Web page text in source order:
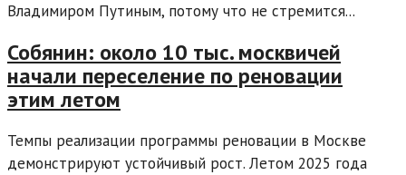
Владимиром Путиным, потому что не стремится...
Собянин: около 10 тыс. москвичей
начали переселение по реновации
этим летом
Темпы реализации программы реновации в Москве
демонстрируют устойчивый рост. Летом 2025 года